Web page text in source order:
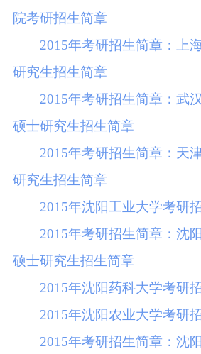
院考研招生简章
2015年考研招生简章：上
研究生招生简章
2015年考研招生简章：武
硕士研究生招生简章
2015年考研招生简章：天
研究生招生简章
2015年沈阳工业大学考研
2015年考研招生简章：沈
硕士研究生招生简章
2015年沈阳药科大学考研
2015年沈阳农业大学考研
2015年考研招生简章：沈